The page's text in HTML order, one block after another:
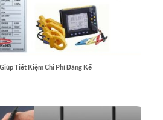
Tiết Kiệm Chi Phí Đáng Kể